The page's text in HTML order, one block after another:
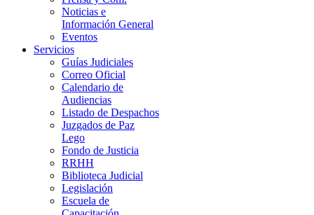
Noticias e
Información General
Eventos
Servicios
Guías Judiciales
Correo Oficial
Calendario de
Audiencias
Listado de Despachos
Juzgados de Paz
Lego
Fondo de Justicia
RRHH
Biblioteca Judicial
Legislación
Escuela de